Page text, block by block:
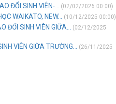
ĐỔI SINH VIÊN-... (02/02/2026 00:00)
WAIKATO, NEW... (10/12/2025 00:00)
ĐỔI SINH VIÊN GIỮA...
(02/12/2025
VIÊN GIỮA TRƯỜNG...
(26/11/2025